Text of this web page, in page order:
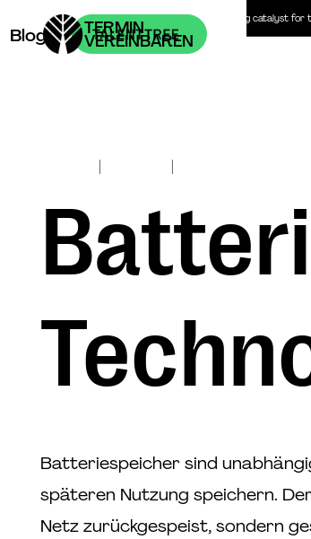
Headhunter | Personalberatung | The recruiting catalyst
Blog TERMIN
VEREINBAREN
| |
Batteriespeicher sind
späteren Nutzung speichern.
Netz zurückgespeist, sondern